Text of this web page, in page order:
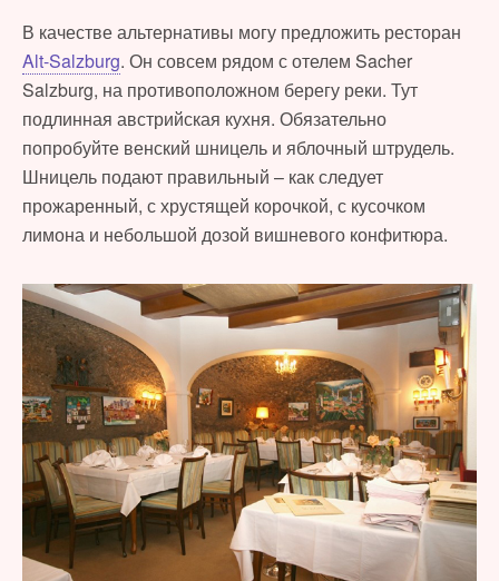
В качестве альтернативы могу предложить ресторан
Alt-Salzburg. Он совсем рядом с отелем Sacher
Salzburg, на противоположном берегу реки. Тут
подлинная австрийская кухня. Обязательно
попробуйте венский шницель и яблочный штрудель.
Шницель подают правильный – как следует
прожаренный, с хрустящей корочкой, с кусочком
лимона и небольшой дозой вишневого конфитюра.